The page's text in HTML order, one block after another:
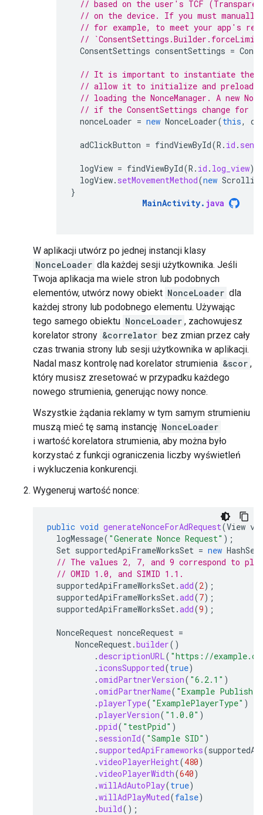
// based on the user's TCF
// on the device. If you must
// for example, to meet your app's
//
ConsentSettings consentSettings =
// It is important to instantiate the
// allow it to initialize and preload
// loading the NonceManager. A new
// if the ConsentSettings change for
nonceLoader = new NonceLoader(this,
adClickButton = findViewById(R . id .
logView = findViewById(R . id . log_view);
logView. setMovementMethod(new
}
MainActivity. java
W aplikacji utwórz po jednej instancji klasy
NonceLoader dla każdej sesji użytkownika. Jeśli
Twoja aplikacja ma wiele stron lub podobnych
elementów, utwórz nowy obiekt NonceLoader dla
każdej strony lub podobnego elementu. Używając
tego samego obiektu NonceLoader , zachowujesz
korelator strony &correlator bez zmian przez cały
czas trwania strony lub sesji użytkownika w aplikacji.
Nadal masz kontrolę nad korelator strumienia &scor ,
który musisz zresetować w przypadku każdego
nowego strumienia, generując nowy nonce.
Wszystkie żądania reklamy w tym samym strumieniu
muszą mieć tę samą instancję NonceLoader
i wartość korelatora strumienia, aby można było
korzystać z funkcji ograniczenia liczby wyświetleń
i wykluczenia konkurencji.
Wygeneruj wartość nonce:
public void generateNonceForAdRequest(View
logMessage( "Generate Nonce Request" );
Set supportedApiFrameWorksSet = new HashSet
// The values 2, 7, and 9 correspond to
// OMID 1.0, and SIMID 1.1.
supportedApiFrameWorksSet.add(2);
supportedApiFrameWorksSet.add(7);
supportedApiFrameWorksSet.add(9);
NonceRequest nonceRequest =
NonceRequest.builder()
.descriptionURL( "https://
. iconsSupported(true)
.omidPartnerVersion( "6.2.1" )
.omidPartnerName( "Example
.playerType( "ExamplePlayerType" )
.playerVersion( "1.0.0" )
.ppid( "testPpid" )
. sessionId( "Sample SID" )
. supportedApiFrameworks(
.videoPlayerHeight(480)
.videoPlayerWidth(640)
.willAdAutoPlay(true)
.willAdPlayMuted(false)
.build();